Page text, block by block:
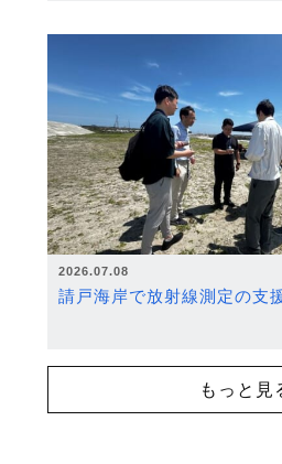
2026.07.08
請戸海岸で放射線測定の支
もっと見